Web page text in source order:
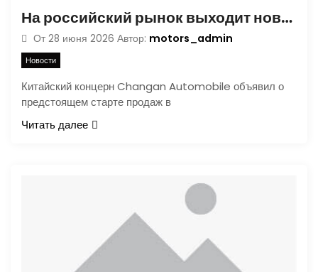
На российский рынок выходит новый гибридный кроссовер Deepal S07
От 28 июня 2026 Автор: motors_admin
Новости
Китайский концерн Changan Automobile объявил о
предстоящем старте продаж в
Читать далее